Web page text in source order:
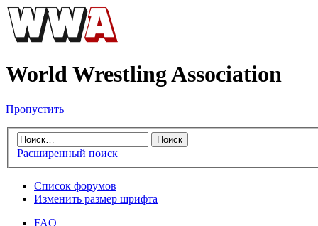
World Wrestling Association
Пропустить
Расширенный поиск
Список форумов
Изменить размер шрифта
FAQ